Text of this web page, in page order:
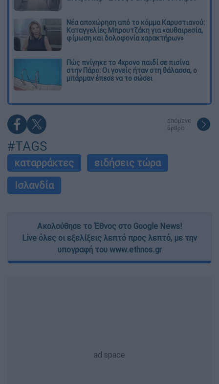
Νέα αποχώρηση από το κόμμα Καρυστιανού:
Καταγγελίες Μπρουτζάκη για «αυθαιρεσία,
φίμωση και δολοφονία χαρακτήρων»
Πώς πνίγηκε το 4χρονο παιδί σε πισίνα
στην Πάρο: Οι γονείς ήταν στη θάλασσα, ο
μπάρμαν έπεσε να το σώσει
επόμενο
άρθρο
#TAGS
καταρράκτες
ειδήσεις τώρα
Ισλανδία
Ακολούθησε το Έθνος στο Google News!
Live όλες οι εξελίξεις λεπτό προς λεπτό, με την
υπογραφή του www.ethnos.gr